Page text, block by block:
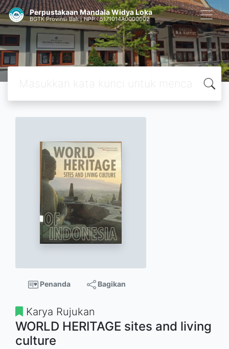
Perpustakaan Mandala Widya Loka
BGTK Provinsi Bali | NPP : 5171014A0000002
Penanda Bagikan
Karya Rujukan
WORLD HERITAGE sites and living
culture